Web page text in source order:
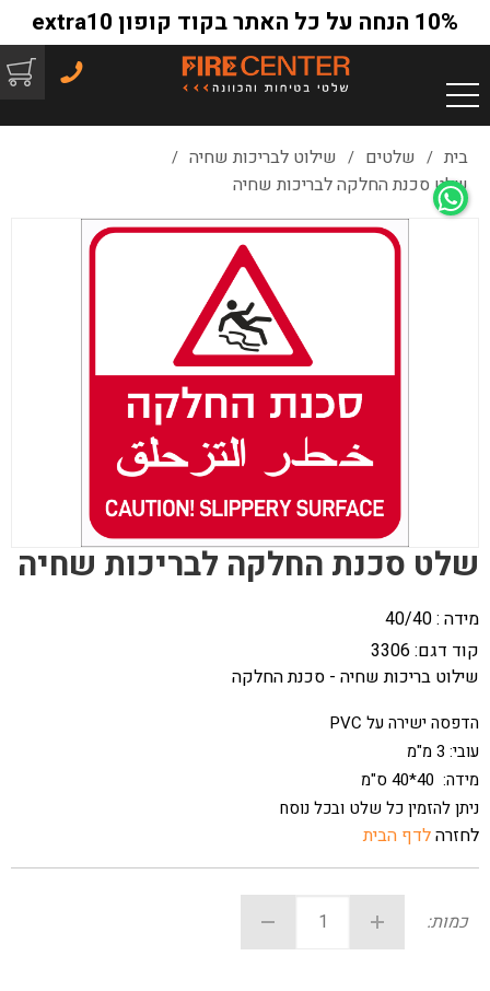
10% הנחה על כל האתר בקוד קופון extra10
בית / שלטים / שילוט לבריכות שחיה /
שלט סכנת החלקה לבריכות שחיה
שלט סכנת החלקה לבריכות שחיה
מידה : 40/40
קוד דגם:3306
שילוט בריכות שחיה - סכנת החלקה
הדפסה ישירה על PVC
עובי: 3 מ"מ
מידה: 40*40 ס"מ
ניתן להזמין כל שלט ובכל נוסח
לחזרהלדף הבית
כמות: